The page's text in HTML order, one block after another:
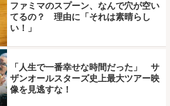
ファミマのスプーン、なんで穴が空い
てるの？ 理由に「それは素晴らし
い！」
「人生で一番幸せな時間だった」 サ
ザンオールスターズ史上最大ツアー映
像を見逃すな！